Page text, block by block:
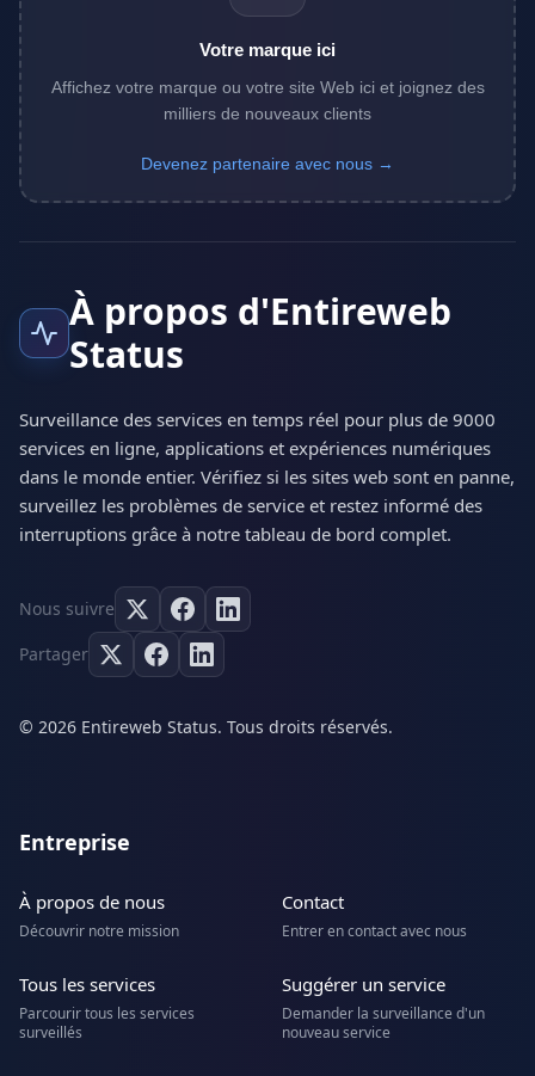
Votre marque ici
Affichez votre marque ou votre site Web ici et joignez des
milliers de nouveaux clients
Devenez partenaire avec nous →
À propos d'Entireweb
Status
Surveillance des services en temps réel pour plus de 9000
services en ligne, applications et expériences numériques
dans le monde entier. Vérifiez si les sites web sont en panne,
surveillez les problèmes de service et restez informé des
interruptions grâce à notre tableau de bord complet.
Nous suivre
Partager
© 2026 Entireweb Status. Tous droits réservés.
Entreprise
À propos de nous
Découvrir notre mission
Contact
Entrer en contact avec nous
Tous les services
Parcourir tous les services
surveillés
Suggérer un service
Demander la surveillance d'un
nouveau service